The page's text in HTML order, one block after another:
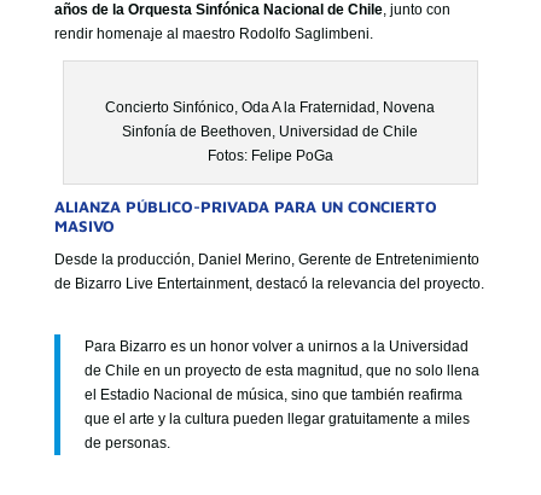
años de la Orquesta Sinfónica Nacional de Chile, junto con
rendir homenaje al maestro Rodolfo Saglimbeni.
Concierto Sinfónico, Oda A la Fraternidad, Novena
Sinfonía de Beethoven, Universidad de Chile
Fotos: Felipe PoGa
ALIANZA PÚBLICO-PRIVADA PARA UN CONCIERTO
MASIVO
Desde la producción, Daniel Merino, Gerente de Entretenimiento
de Bizarro Live Entertainment, destacó la relevancia del proyecto.
Para Bizarro es un honor volver a unirnos a la Universidad
de Chile en un proyecto de esta magnitud, que no solo llena
el Estadio Nacional de música, sino que también reafirma
que el arte y la cultura pueden llegar gratuitamente a miles
de personas.